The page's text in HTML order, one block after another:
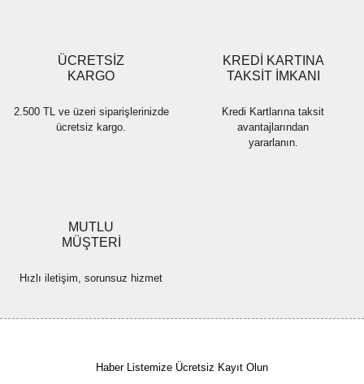
ÜCRETSİZ
KARGO
2.500 TL ve üzeri siparişlerinizde
ücretsiz kargo.
KREDİ KARTINA
TAKSİT İMKANI
Kredi Kartlarına taksit
avantajlarından
yararlanın.
MUTLU
MÜŞTERİ
Hızlı iletişim, sorunsuz hizmet
Haber Listemize Ücretsiz Kayıt Olun